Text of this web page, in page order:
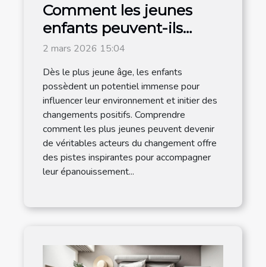
Comment les jeunes
enfants peuvent-ils
devenir acteurs du
changement ?
2 mars 2026 15:04
Dès le plus jeune âge, les enfants
possèdent un potentiel immense pour
influencer leur environnement et initier des
changements positifs. Comprendre
comment les plus jeunes peuvent devenir
de véritables acteurs du changement offre
des pistes inspirantes pour accompagner
leur épanouissement...